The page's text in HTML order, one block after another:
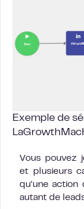
Exemple de
Vous pouvez
et plusieurs
qu’une
autant de